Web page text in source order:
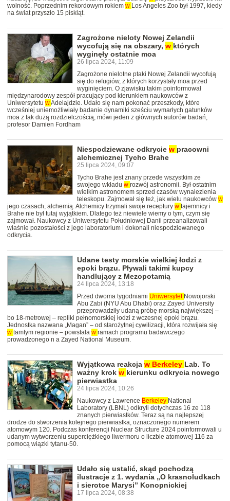
wolność. Poprzednim rekordowym rokiem w Los Angeles Zoo był 1997, kiedy
na świat przyszło 15 piskląt.
Zagrożone nieloty Nowej Zelandii
wycofują się na obszary, w których
wyginęły ostatnie moa
26 lipca 2024, 11:09
Zagrożone nielotne ptaki Nowej Zelandii wycofują
się do refugiów, z których korzystały moa przed
wyginięciem. O zjawisku takim poinformował
międzynarodowy zespół pracujący pod kierunkiem naukowców z
Uniwersytetu wAdelajdzie. Udało się nam pokonać przeszkody, które
wcześniej uniemożliwiały badanie dynamiki sześciu wymarłych gatunków
moa z tak dużą rozdzielczością, mówi jeden z głównych autorów badań,
profesor Damien Fordham
Niespodziewane odkrycie w pracowni
alchemicznej Tycho Brahe
25 lipca 2024, 09:07
Tycho Brahe jest znany przede wszystkim ze
swojego wkładu w rozwój astronomii. Był ostatnim
wielkim astronomem sprzed czasów wynalezienia
teleskopu. Zajmował się też, jak wielu naukowców w
jego czasach, alchemią. Alchemicy trzymali swoje receptury w tajemnicy i
Brahe nie był tutaj wyjątkiem. Dlatego też niewiele wiemy o tym, czym się
zajmował. Naukowcy z Uniwersytetu Południowej Danii przeanalizowali
właśnie pozostałości z jego laboratorium i dokonali niespodziewanego
odkrycia.
Udane testy morskie wielkiej łodzi z
epoki brązu. Pływali takimi kupcy
handlujący z Mezopotamią
24 lipca 2024, 13:18
Przed dwoma tygodniami Uniwersytet Nowojorski
Abu Zabi (NYU Abu Dhabi) oraz Zayed University
przeprowadziły udaną próbę morską największej –
bo 18-metrowej – repliki pełnomorskiej łodzi z wczesnej epoki brązu.
Jednostka nazwana „Magan” – od starożytnej cywilizacji, która rozwijała się
w tamtym regionie – powstała w ramach programu badawczego
prowadzonego n a Zayed National Museum.
Wyjątkowa reakcja w Berkeley Lab. To
ważny krok w kierunku odkrycia nowego
pierwiastka
24 lipca 2024, 10:26
Naukowcy z Lawrence Berkeley National
Laboratory (LBNL) odkryli dotychczas 16 ze 118
znanych pierwiastków. Teraz są na najlepszej
drodze do stworzenia kolejnego pierwiastka, oznaczonego numerem
atomowym 120. Podczas konferencji Nuclear Structure 2024 poinformowali u
udanym wytworzeniu superciężkiego liwermoru o liczbie atomowej 116 za
pomocą wiązki tytanu-50.
Udało się ustalić, skąd pochodzą
ilustracje z 1. wydania „O krasnoludkach
i sierotce Marysi” Konopnickiej
17 lipca 2024, 08:38